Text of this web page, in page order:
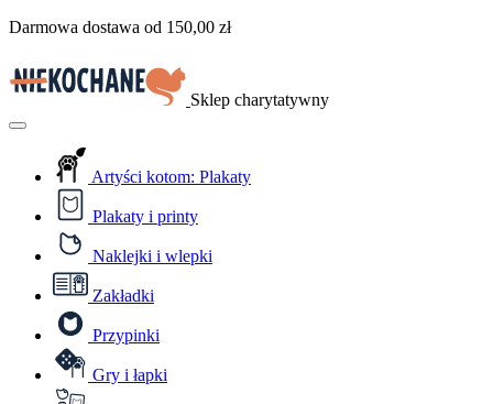
Przejdź
treści
Darmowa dostawa od 150,00 zł
Sklep charytatywny
Menu
Artyści kotom: Plakaty
Plakaty i printy
Naklejki i wlepki
Zakładki
Przypinki
Gry i łapki